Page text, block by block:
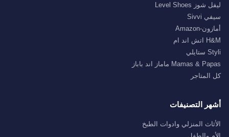
ليفل شوز Level Shoes
سيفي Sivvi
أمازون-Amazon
H&M اتش اند ام
Styli ستايلي
Mamas & Papas ماماز اند باباز
كل المتاجر
أشهر التصنيفات
الأثاث المنزلي وادوات الطبخ